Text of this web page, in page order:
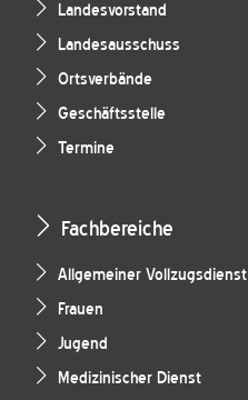
Landesvorstand
Landesausschuss
Ortsverbände
Geschäftsstelle
Termine
Fachbereiche
Allgemeiner Vollzugsdienst
Frauen
Jugend
Medizinischer Dienst